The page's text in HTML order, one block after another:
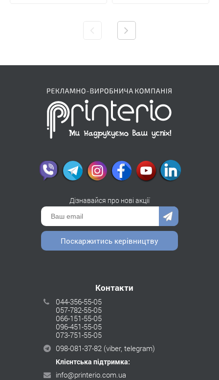
Дізнавайся про нові акції
Поскаржитись керівництву
Контакти
044-356-55-05
057-782-55-05
066-151-55-05
096-451-55-05
073-751-55-05
098-081-37-82 (viber, telegram)
Клієнтська підтримка:
info@printerio.com.ua